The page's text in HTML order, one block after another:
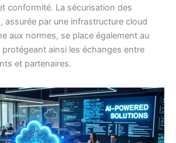
conformité. La sécurisation des
assurée par une infrastructure cloud
aux normes, se place également au
ainsi les échanges entre
et partenaires.